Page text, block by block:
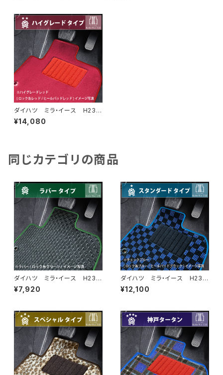
ダイハツ ミラ・イース H23/
9〜 LA300系 フロアマット
一式 カーマット ハイグレー
¥14,080
同じカテゴリの商品
ダイハツ ミラ・イース H23/
9〜 LA300系 フロアマット
一式 カーマット 防水 ラバ
¥7,920
ダイハツ ミラ・イース H23/
9〜 LA300系 フロアマット
一式 カーマット スタンダード
¥12,100